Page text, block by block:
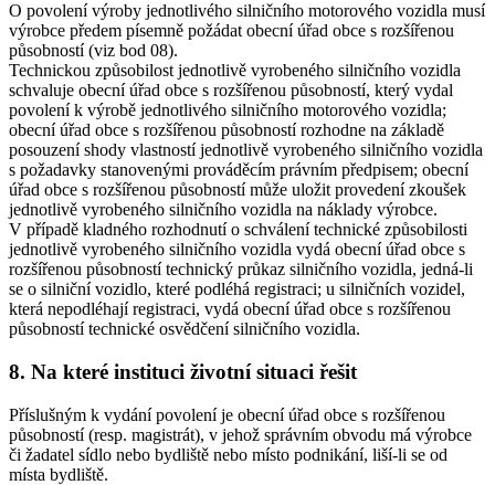
O povolení výroby jednotlivého silničního motorového vozidla musí
výrobce předem písemně požádat obecní úřad obce s rozšířenou
působností (viz bod 08).
Technickou způsobilost jednotlivě vyrobeného silničního vozidla
schvaluje obecní úřad obce s rozšířenou působností, který vydal
povolení k výrobě jednotlivého silničního motorového vozidla;
obecní úřad obce s rozšířenou působností rozhodne na základě
posouzení shody vlastností jednotlivě vyrobeného silničního vozidla
s požadavky stanovenými prováděcím právním předpisem; obecní
úřad obce s rozšířenou působností může uložit provedení zkoušek
jednotlivě vyrobeného silničního vozidla na náklady výrobce.
V případě kladného rozhodnutí o schválení technické způsobilosti
jednotlivě vyrobeného silničního vozidla vydá obecní úřad obce s
rozšířenou působností technický průkaz silničního vozidla, jedná-li
se o silniční vozidlo, které podléhá registraci; u silničních vozidel,
která nepodléhají registraci, vydá obecní úřad obce s rozšířenou
působností technické osvědčení silničního vozidla.
8. Na které instituci životní situaci řešit
Příslušným k vydání povolení je obecní úřad obce s rozšířenou
působností (resp. magistrát), v jehož správním obvodu má výrobce
či žadatel sídlo nebo bydliště nebo místo podnikání, liší-li se od
místa bydliště.